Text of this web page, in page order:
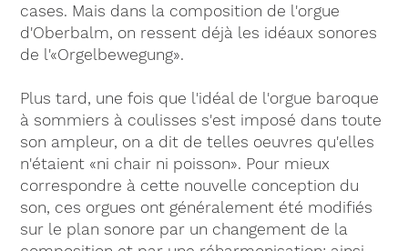
cases. Mais dans la composition de l'orgue
d'Oberbalm, on ressent déjà les idéaux sonores
de l'«Orgelbewegung».
Plus tard, une fois que l'idéal de l'orgue baroque
à sommiers à coulisses s'est imposé dans toute
son ampleur, on a dit de telles oeuvres qu'elles
n'étaient «ni chair ni poisson». Pour mieux
correspondre à cette nouvelle conception du
son, ces orgues ont généralement été modifiés
sur le plan sonore par un changement de la